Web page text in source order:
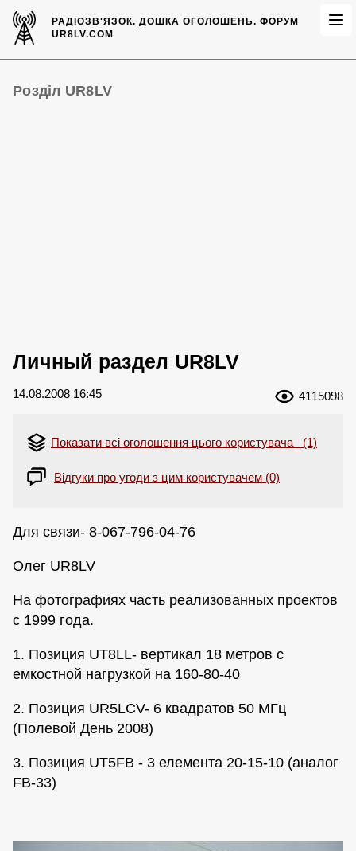
РАДІОЗВ'ЯЗОК.ДОШКА ОГОЛОШЕНЬ. ФОРУМ
UR8LV.COM
Розділ UR8LV
Личный раздел UR8LV
14.08.2008 16:45 4115098
Показати всі оголошення цього користувача (1)
Відгуки про угоди з цим користувачем (0)
Для связи- 8-067-796-04-76
Олег UR8LV
На фотографиях часть реализованных проектов
с 1999 года.
1. Позиция UT8LL- вертикал 18 метров с
емкостной нагрузкой на 160-80-40
2. Позиция UR5LCV- 6 квадратов 50 МГц
(Полевой День 2008)
3. Позиция UT5FB - 3 елемента 20-15-10 (аналог
FB-33)